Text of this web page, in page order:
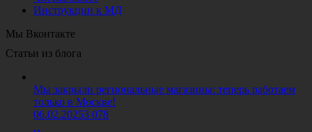
Инструкции к МД
Мы Вконтакте
Статьи из блога
Мы закрыли региональные магазины: теперь работаем
только в Москве!
06.02.20253 078